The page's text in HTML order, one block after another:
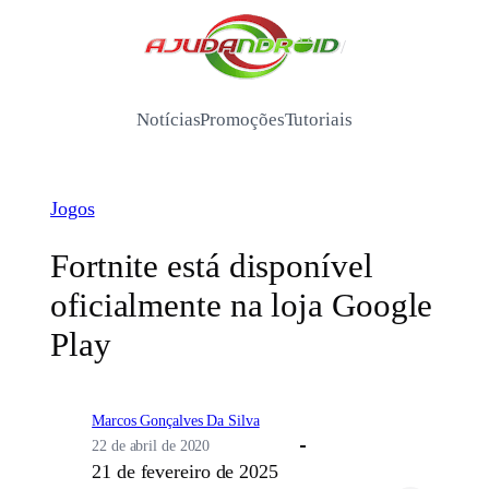
/
NotíciasPromoçõesTutoriais
Jogos
Fortnite está disponível
oficialmente na loja Google
Play
Marcos Gonçalves Da Silva
22 de abril de 2020
21 de fevereiro de 2025